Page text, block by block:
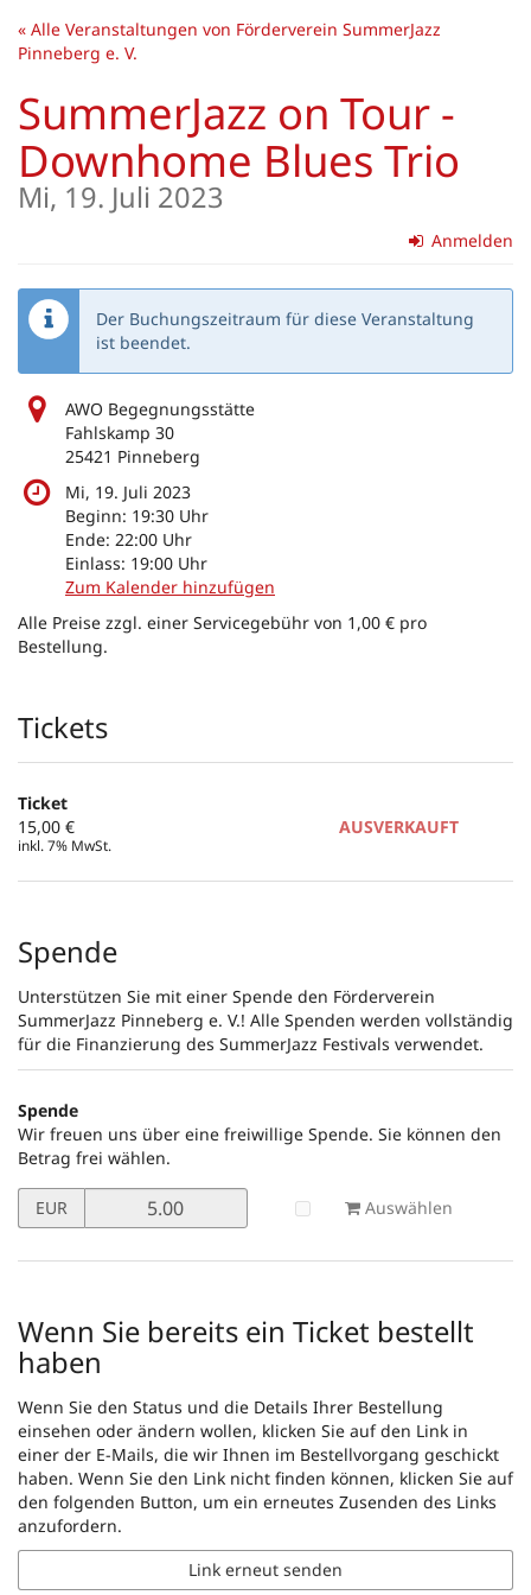
Zum
Haupt-
springen
« Alle Veranstaltungen von Förderverein SummerJazz
Pinneberg e. V.
SummerJazz on Tour -
Downhome Blues Trio
Mi, 19. Juli 2023
Anmelden
Der Buchungszeitraum für diese Veranstaltung
ist beendet.
AWO Begegnungsstätte
Fahlskamp 30
25421 Pinneberg
Mi, 19. Juli 2023
Beginn: 19:30 Uhr
Ende: 22:00 Uhr
Einlass: 19:00 Uhr
Zum Kalender hinzufügen
Alle Preise zzgl. einer Servicegebühr von 1,00 € pro
Bestellung.
Produkte
Tickets
Ticket
15,00 €
inkl. 7% MwSt.
AUSVERKAUFT
Spende
Unterstützen Sie mit einer Spende den Förderverein
SummerJazz Pinneberg e. V.! Alle Spenden werden vollständig
für die Finanzierung des SummerJazz Festivals verwendet.
Spende
Wir freuen uns über eine freiwillige Spende. Sie können den
Betrag frei wählen.
Preis
in
für
setzen
EUR Auswählen
Wenn Sie bereits ein Ticket bestellt
haben
Wenn Sie den Status und die Details Ihrer Bestellung
einsehen oder ändern wollen, klicken Sie auf den Link in
einer der E-Mails, die wir Ihnen im Bestellvorgang geschickt
haben. Wenn Sie den Link nicht finden können, klicken Sie auf
den folgenden Button, um ein erneutes Zusenden des Links
anzufordern.
Link erneut senden